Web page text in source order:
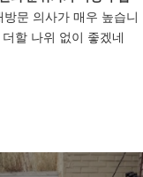
방문 의사가 매우 높습니
더할 나위 없이 좋겠네